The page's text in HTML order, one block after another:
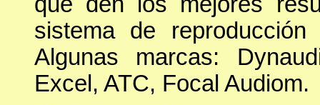
sistema de
Algunas marcas:
Excel, ATC, Focal Audiom.